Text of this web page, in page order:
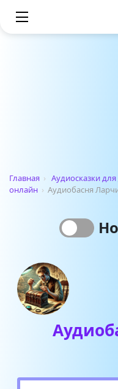
Главная › Аудиосказки
онлайн › Аудиобасня